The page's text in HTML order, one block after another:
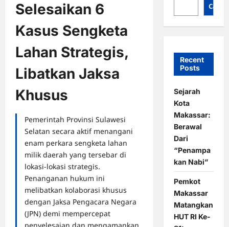
Selesaikan 6
Kasus Sengketa
Lahan Strategis,
Libatkan Jaksa
Khusus
Pemerintah Provinsi Sulawesi
Selatan secara aktif menangani
enam perkara sengketa lahan
milik daerah yang tersebar di
lokasi-lokasi strategis.
Penanganan hukum ini
melibatkan kolaborasi khusus
dengan Jaksa Pengacara Negara
(JPN) demi mempercepat
Cari
Recent
Posts
Sejarah
Kota
Makassar:
Berawal
Dari
“Penampa
kan Nabi”
Pemkot
Makassar
Matangkan
HUT RI Ke-